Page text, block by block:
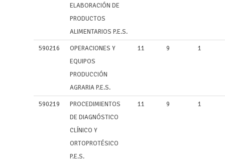
ELABORACIÓN DE
PRODUCTOS
ALIMENTARIOS P.E.S.
590216
OPERACIONES Y
EQUIPOS
PRODUCCIÓN
AGRARIA P.E.S.
11 9 1
590219
PROCEDIMIENTOS
DE DIAGNÓSTICO
CLÍNICO Y
ORTOPROTÉSICO
P.E.S.
11 9 1